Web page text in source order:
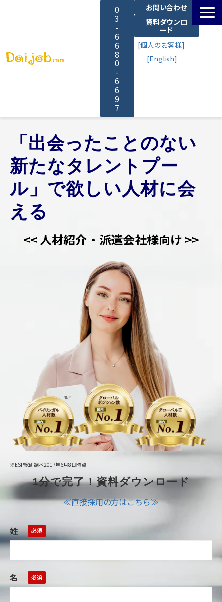
0
3
-
6
6
8
0
-
6
6
9
7
お問い合わせ
資料ダウンロ
ード
[個人のお客様]
[English]
サービス一覧
料金
よくあるご質問
導入事例
動画でわかるDaijob
「出会ったことのない
新たなタレントプー
ル」で欲しい人材に会
える
<< 人材紹介・派遣会社様向け >>
※ESP総研調べ2017年6月8日時点
1分で完了！資料ダウンロード
≪直接採用の方はこちら≫
姓
名